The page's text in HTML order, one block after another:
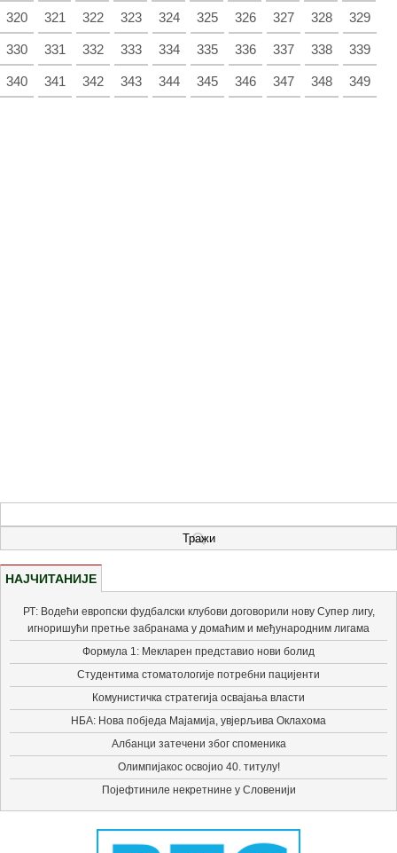
320 321 322 323 324 325 326 327 328 329
330 331 332 333 334 335 336 337 338 339
340 341 342 343 344 345 346 347 348 349
НАЈЧИТАНИЈЕ
РТ: Водећи европски фудбалски клубови договорили нову Супер лигу,
игноришући претње забранама у домаћим и међународним лигама
Формула 1: Мекларен представио нови болид
Студентима стоматологије потребни пацијенти
Комунистичка стратегија освајања власти
НБА: Нова побједа Мајамија, увјерљива Оклахома
Албанци затечени због споменика
Олимпијакос освојио 40. титулу!
Појефтиниле некретнине у Словенији